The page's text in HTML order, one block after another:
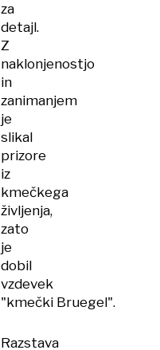
za
detajl.
Z
naklonjenostjo
in
zanimanjem
je
slikal
prizore
iz
kmečkega
življenja,
zato
je
dobil
vzdevek
"kmečki Bruegel".
Razstava